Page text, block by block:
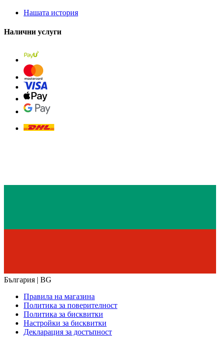
Нашата история
Налични услуги
България | BG
Правила на магазина
Политика за поверителност
Политика за бисквитки
Настройки за бисквитки
Декларация за достъпност